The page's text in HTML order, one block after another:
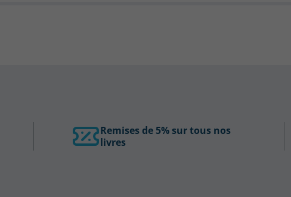
Remises de 5% sur tous nos
livres